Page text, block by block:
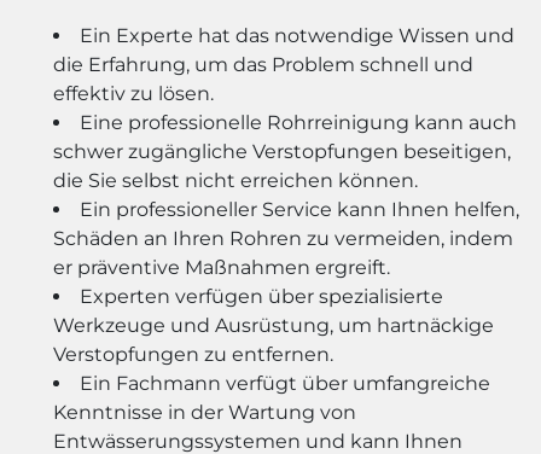
Ein Experte hat das notwendige Wissen und
die Erfahrung, um das Problem schnell und
effektiv zu lösen.
Eine professionelle Rohrreinigung kann auch
schwer zugängliche Verstopfungen beseitigen,
die Sie selbst nicht erreichen können.
Ein professioneller Service kann Ihnen helfen,
Schäden an Ihren Rohren zu vermeiden, indem
er präventive Maßnahmen ergreift.
Experten verfügen über spezialisierte
Werkzeuge und Ausrüstung, um hartnäckige
Verstopfungen zu entfernen.
Ein Fachmann verfügt über umfangreiche
Kenntnisse in der Wartung von
Entwässerungssystemen und kann Ihnen